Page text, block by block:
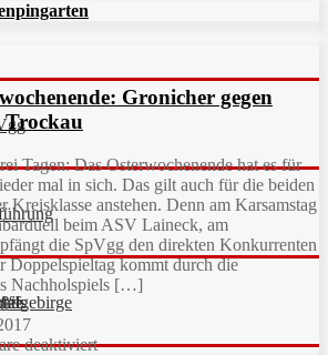
Gronicher gegen
Tagen: Das Osterwochenende hat es für
mal in sich. Das gilt auch für die beiden
Kreisklasse anstehen. Denn am Karsamstag
beim ASV Laineck, am
die SpVgg den direkten Konkurrenten
Doppelspieltag kommt durch die
Nachholspiels […]
deaktiviert